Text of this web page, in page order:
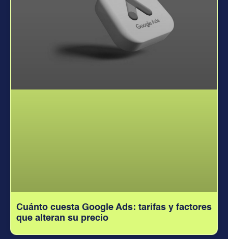
Cuánto cuesta Google Ads: tarifas y factores
que alteran su precio